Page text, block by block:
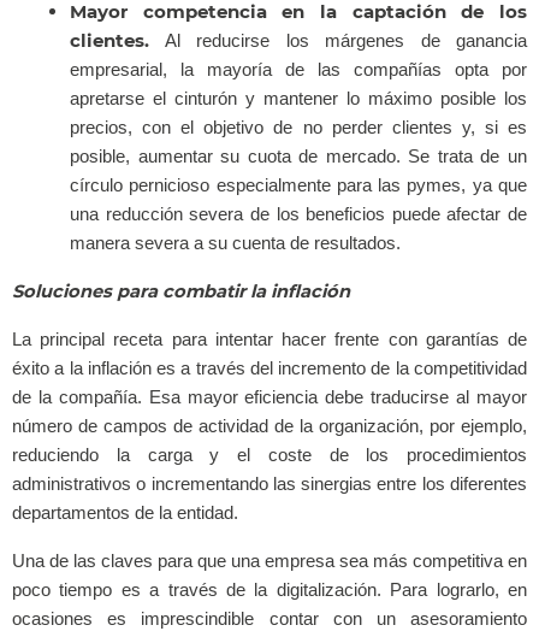
Mayor competencia en la captación de los
clientes. Al reducirse los márgenes de ganancia
empresarial, la mayoría de las compañías opta por
apretarse el cinturón y mantener lo máximo posible los
precios, con el objetivo de no perder clientes y, si es
posible, aumentar su cuota de mercado. Se trata de un
círculo pernicioso especialmente para las pymes, ya que
una reducción severa de los beneficios puede afectar de
manera severa a su cuenta de resultados.
Soluciones para combatir la inflación
La principal receta para intentar hacer frente con garantías de
éxito a la inflación es a través del incremento de la competitividad
de la compañía. Esa mayor eficiencia debe traducirse al mayor
número de campos de actividad de la organización, por ejemplo,
reduciendo la carga y el coste de los procedimientos
administrativos o incrementando las sinergias entre los diferentes
departamentos de la entidad.
Una de las claves para que una empresa sea más competitiva en
poco tiempo es a través de la digitalización. Para lograrlo, en
ocasiones es imprescindible contar con un asesoramiento